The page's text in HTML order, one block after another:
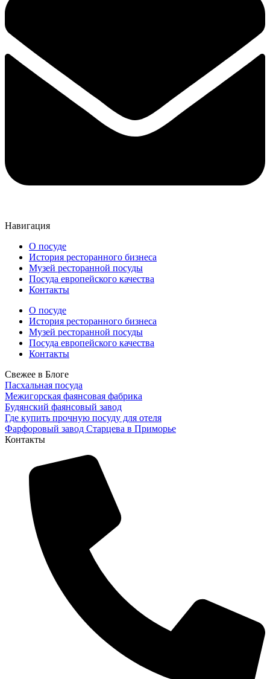
Навигация
О посуде
История ресторанного бизнеса
Музей ресторанной посуды
Посуда европейского качества
Контакты
О посуде
История ресторанного бизнеса
Музей ресторанной посуды
Посуда европейского качества
Контакты
Свежее в Блоге
Пасхальная посуда
Межигорская фаянсовая фабрика
Будянский фаянсовый завод
Где купить прочную посуду для отеля
Фарфоровый завод Старцева в Приморье
Контакты